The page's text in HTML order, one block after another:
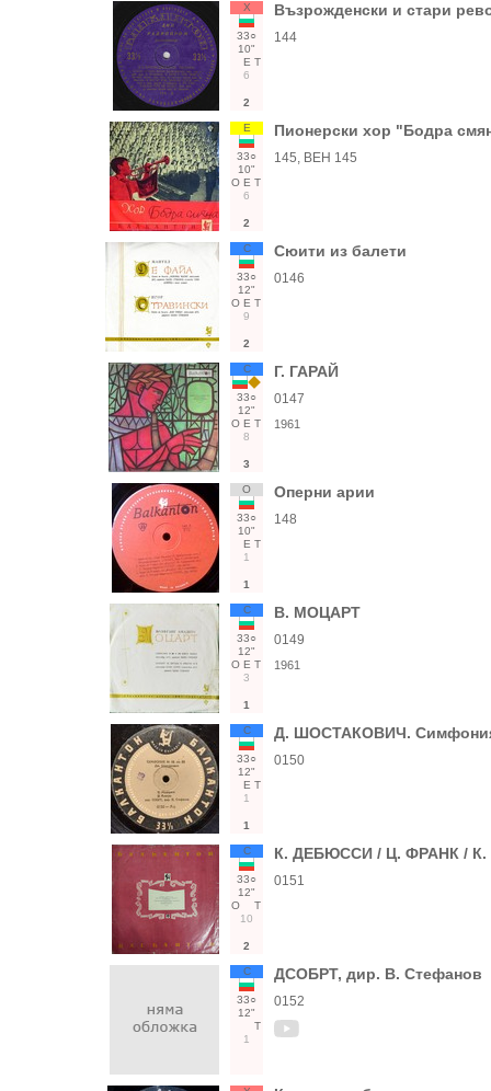
Х
33○
10"
Е Т
6
2
Възрожденски и стари
144
Е
33○
10"
О Е Т
6
2
Пионерски хор "Бодра
145, ВЕН 145
С
33○
12"
О Е Т
9
2
Сюити из балети
0146
С
33○
12"
О Е Т
8
3
Г. ГАРАЙ
0147
1961
О
33○
10"
Е Т
1
1
Оперни арии
148
С
33○
12"
О Е Т
3
1
В. МОЦАРТ
0149
1961
С
33○
12"
Е Т
1
1
Д. ШОСТАКОВИЧ.
0150
С
33○
12"
О
Т
10
2
К. ДЕБЮССИ / Ц. ФРАНК /
0151
С
33○
12"
Т
1
ДСОБРТ, дир. В. Стефанов
0152